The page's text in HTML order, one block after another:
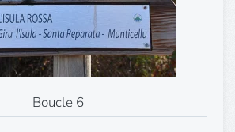
Boucle 6